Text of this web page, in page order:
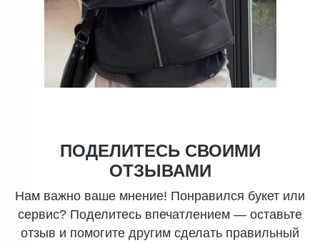
ПОДЕЛИТЕСЬ СВОИМИ
ОТЗЫВАМИ
Нам важно ваше мнение! Понравился букет или
сервис? Поделитесь впечатлением — оставьте
отзыв и помогите другим сделать правильный